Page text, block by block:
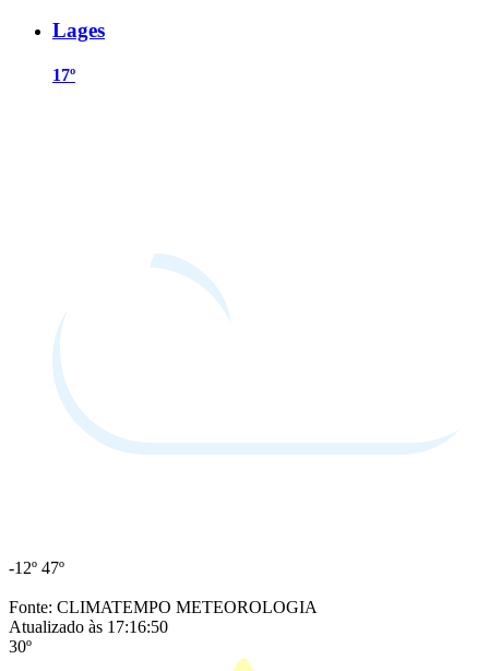
Lages
17º
-12º 47º
Fonte: CLIMATEMPO METEOROLOGIA
Atualizado às 17:16:50
30º